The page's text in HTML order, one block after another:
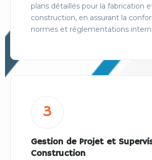
plans détaillés pour la fabrication
construction, en assurant la
normes et réglementations
3
Gestion de Projet et
Construction